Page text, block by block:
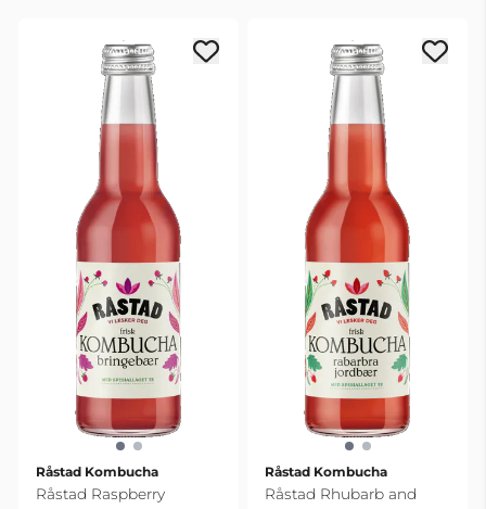
Råstad Kombucha
Råstad Raspberry
Råstad Kombucha
Råstad Rhubarb and